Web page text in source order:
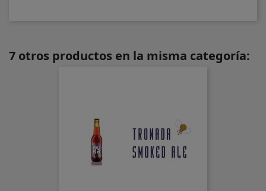
7 otros productos en la misma categoría: